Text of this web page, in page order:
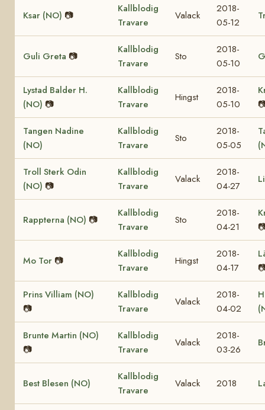
Ksar (NO) 📷
Kallblodig
Travare
Valack
2018-
05-12
Guli Greta 📷
Kallblodig
Travare
Sto
2018-
05-10
Lystad Balder H.
(NO) 📷
Kallblodig
Travare
Hingst
2018-
05-10
Tangen Nadine
(NO)
Kallblodig
Travare
Sto
2018-
05-05
Troll Sterk Odin
(NO) 📷
Kallblodig
Travare
Valack
2018-
04-27
Rappterna (NO) 📷
Kallblodig
Travare
Sto
2018-
04-21
Mo Tor 📷
Kallblodig
Travare
Hingst
2018-
04-17
Prins Villiam (NO)
📷
Kallblodig
Travare
Valack
2018-
04-02
Brunte Martin (NO)
📷
Kallblodig
Travare
Valack
2018-
03-26
Best Blesen (NO)
Kallblodig
Travare
Valack 2018